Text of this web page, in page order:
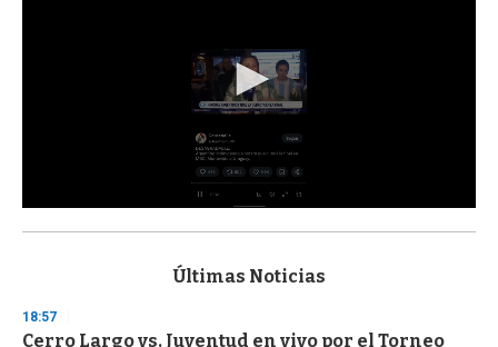
s
d
s
Últimas Noticias
18:57
Cerro Largo vs. Juventud en vivo por el Torneo